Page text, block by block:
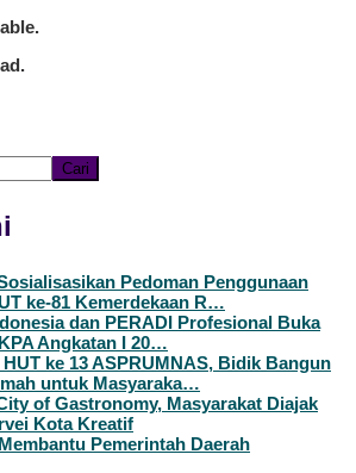
Cari
Pedoman Penggunaan
ke-81 Kemerdekaan R…
dan PERADI Profesional Buka
Angkatan I 20…
ke 13 ASPRUMNAS, Bidik Bangun
untuk Masyaraka…
of Gastronomy, Masyarakat Diajak
Kota Kreatif
Pemerintah Daerah